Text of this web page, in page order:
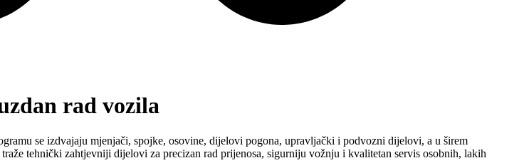
rad vozila
se izdvajaju mjenjači, spojke, osovine, dijelovi pogona, upravljački i podvozni dijelovi, a u širem
tehnički zahtjevniji dijelovi za precizan rad prijenosa, sigurniju vožnju i kvalitetan servis osobnih, lakih